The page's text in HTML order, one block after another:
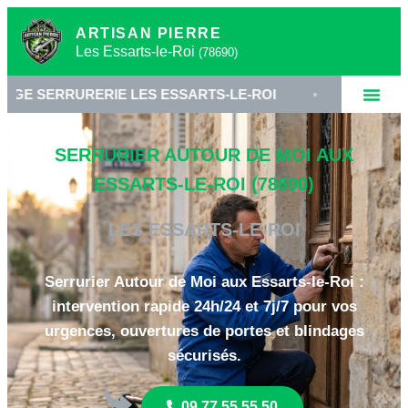
ARTISAN PIERRE
Les Essarts-le-Roi (78690)
LES ESSARTS-LE-ROI • SERRURIER 78690
SERRURIER AUTOUR DE MOI AUX
ESSARTS-LE-ROI (78690)
LES ESSARTS-LE-ROI
Serrurier Autour de Moi aux Essarts-le-Roi :
intervention rapide 24h/24 et 7j/7 pour vos
urgences, ouvertures de portes et blindages
sécurisés.